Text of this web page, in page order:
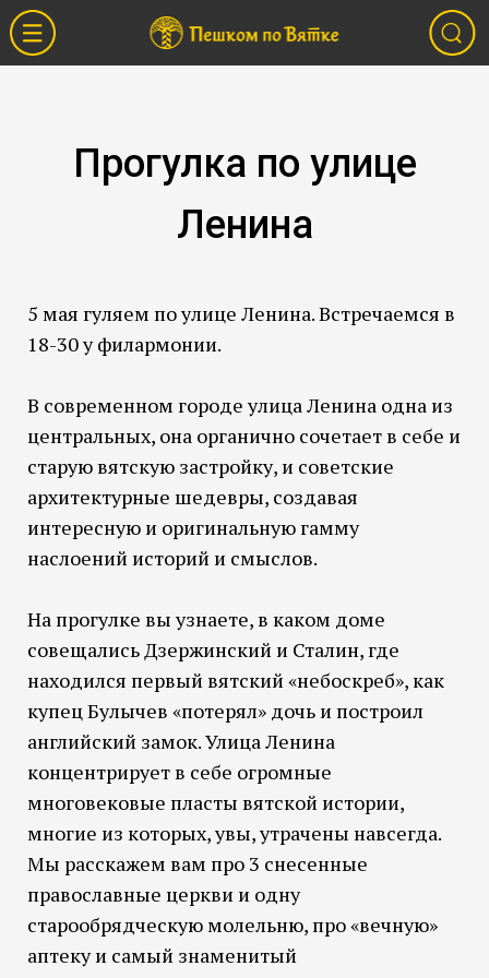
Прогулка по улице
Ленина
5 мая гуляем по улице Ленина. Встречаемся в
18-30 у филармонии.
В современном городе улица Ленина одна из
центральных, она органично сочетает в себе и
старую вятскую застройку, и советские
архитектурные шедевры, создавая
интересную и оригинальную гамму
наслоений историй и смыслов.
На прогулке вы узнаете, в каком доме
совещались Дзержинский и Сталин, где
находился первый вятский «небоскреб», как
купец Булычев «потерял» дочь и построил
английский замок. Улица Ленина
концентрирует в себе огромные
многовековые пласты вятской истории,
многие из которых, увы, утрачены навсегда.
Мы расскажем вам про 3 снесенные
православные церкви и одну
старообрядческую молельню, про «вечную»
аптеку и самый знаменитый